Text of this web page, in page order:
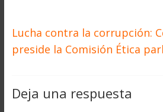
Lucha contra la corrupción:
preside la Comisión Ética
Deja una respuesta